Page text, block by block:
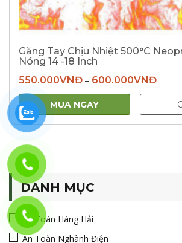
Găng Tay Chịu Nhiệt 500°C
Nóng 14 -18 Inch
550.000VNĐ– 600.000VNĐ
MUA NGAY
DANH MỤC
An Toàn Hàng Hải
An Toàn Nghành Điện